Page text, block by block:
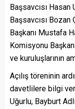
Başsavcısı
Başsavcısı
Başkanı Mustafa
Komisyonu
ve kuruluşlarının
Açılış töreninin
davetlilere bilgi
Uğurlu, Bayburt